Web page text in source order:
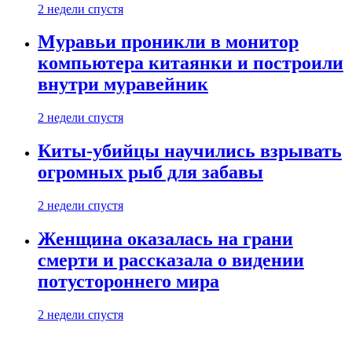
2 недели спустя
Муравьи проникли в монитор
компьютера китаянки и построили
внутри муравейник
2 недели спустя
Киты-убийцы научились взрывать
огромных рыб для забавы
2 недели спустя
Женщина оказалась на грани
смерти и рассказала о видении
потустороннего мира
2 недели спустя